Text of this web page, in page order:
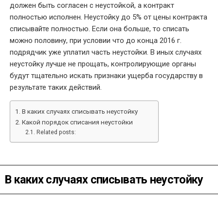
должен быть согласен с неустойкой, а контракт
полностью исполнен. Неустойку до 5% от цены контракта
списывайте полностью. Если она больше, то списать
можно половину, при условии что до конца 2016 г.
подрядчик уже уплатил часть неустойки. В иных случаях
неустойку лучше не прощать, контролирующие органы
будут тщательно искать признаки ущерба государству в
результате таких действий.
В каких случаях списывать неустойку
Какой порядок списания неустойки
Related posts:
В каких случаях списывать неустойку